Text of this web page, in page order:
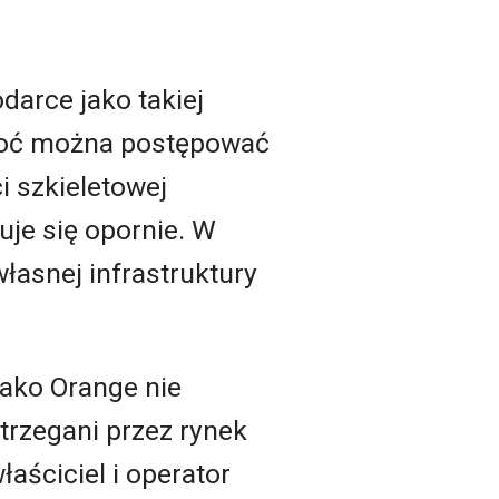
jako takiej
można postępować
szkieletowej
się opornie. W
infrastruktury
Orange nie
przez rynek
i operator